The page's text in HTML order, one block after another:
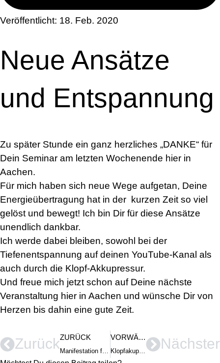
Veröffentlicht: 18. Feb. 2020
Neue Ansätze
und Entspannung
Zu später Stunde ein ganz herzliches „DANKE“ für
Dein Seminar am letzten Wochenende hier in
Aachen.
Für mich haben sich neue Wege aufgetan, Deine
Energieübertragung hat in der kurzen Zeit so viel
gelöst und bewegt! Ich bin Dir für diese Ansätze
unendlich dankbar.
Ich werde dabei bleiben, sowohl bei der
Tiefenentspannung auf deinen YouTube-Kanal als
auch durch die Klopf-Akkupressur.
Und freue mich jetzt schon auf Deine nächste
Veranstaltung hier in Aachen und wünsche Dir von
Herzen bis dahin eine gute Zeit.
ZurückZURÜCK
Manifestation funktioniert – meine Signale werden gehört & beantwortet
VORWÄRTS
Klopfakupressur & Resonanzgesetz Nächster